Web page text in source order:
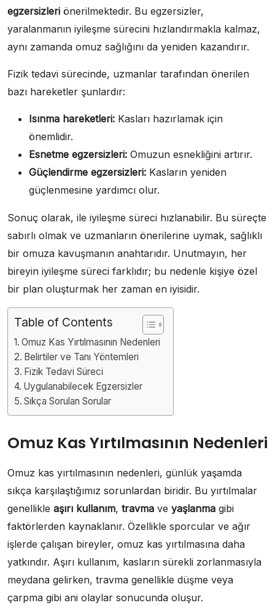
egzersizleri önerilmektedir. Bu egzersizler,
yaralanmanın iyileşme sürecini hızlandırmakla kalmaz,
aynı zamanda omuz sağlığını da yeniden kazandırır.
Fizik tedavi sürecinde, uzmanlar tarafından önerilen
bazı hareketler şunlardır:
Isınma hareketleri: Kasları hazırlamak için
önemlidir.
Esnetme egzersizleri: Omuzun esnekliğini artırır.
Güçlendirme egzersizleri: Kasların yeniden
güçlenmesine yardımcı olur.
Sonuç olarak, ile iyileşme süreci hızlanabilir. Bu süreçte
sabırlı olmak ve uzmanların önerilerine uymak, sağlıklı
bir omuza kavuşmanın anahtarıdır. Unutmayın, her
bireyin iyileşme süreci farklıdır; bu nedenle kişiye özel
bir plan oluşturmak her zaman en iyisidir.
Table of Contents
Omuz Kas Yırtılmasının Nedenleri
Belirtiler ve Tanı Yöntemleri
Fizik Tedavi Süreci
Uygulanabilecek Egzersizler
Sıkça Sorulan Sorular
Omuz Kas Yırtılmasının Nedenleri
Omuz kas yırtılmasının nedenleri, günlük yaşamda
sıkça karşılaştığımız sorunlardan biridir. Bu yırtılmalar
genellikle aşırı kullanım, travma ve yaşlanma gibi
faktörlerden kaynaklanır. Özellikle sporcular ve ağır
işlerde çalışan bireyler, omuz kas yırtılmasına daha
yatkındır. Aşırı kullanım, kasların sürekli zorlanmasıyla
meydana gelirken, travma genellikle düşme veya
çarpma gibi ani olaylar sonucunda oluşur.